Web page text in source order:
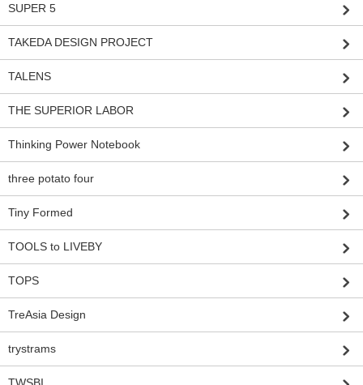
SUPER 5
TAKEDA DESIGN PROJECT
TALENS
THE SUPERIOR LABOR
Thinking Power Notebook
three potato four
Tiny Formed
TOOLS to LIVEBY
TOPS
TreAsia Design
trystrams
TWSBI